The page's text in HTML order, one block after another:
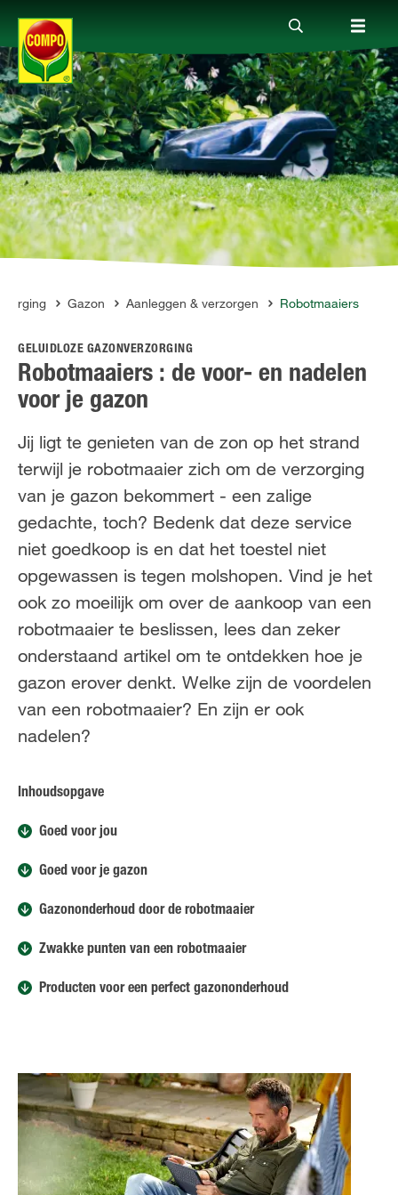
Producten
Advies
Thema's
Tot je dienst
Onderneming
FR NL
Gazon Aanleggen & verzorgen Robotmaaiers
GELUIDLOZE GAZONVERZORGING
Robotmaaiers : de voor- en nadelen
voor je gazon
Jij ligt te genieten van de zon op het strand
terwijl je robotmaaier zich om de verzorging
van je gazon bekommert - een zalige
gedachte, toch? Bedenk dat deze service
niet goedkoop is en dat het toestel niet
opgewassen is tegen molshopen. Vind je het
ook zo moeilijk om over de aankoop van een
robotmaaier te beslissen, lees dan zeker
onderstaand artikel om te ontdekken hoe je
gazon erover denkt. Welke zijn de voordelen
van een robotmaaier? En zijn er ook
nadelen?
Inhoudsopgave
Goed voor jou
Goed voor je gazon
Gazononderhoud door de robotmaaier
Zwakke punten van een robotmaaier
Producten voor een perfect gazononderhoud